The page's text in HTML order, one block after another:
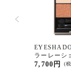
ラーレー
(
7,700円